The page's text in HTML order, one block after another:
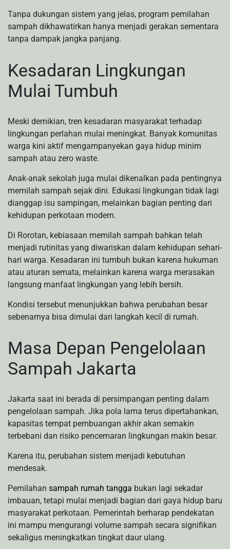
Tanpa dukungan sistem yang jelas, program pemilahan
sampah dikhawatirkan hanya menjadi gerakan sementara
tanpa dampak jangka panjang.
Kesadaran Lingkungan
Mulai Tumbuh
Meski demikian, tren kesadaran masyarakat terhadap
lingkungan perlahan mulai meningkat. Banyak komunitas
warga kini aktif mengampanyekan gaya hidup minim
sampah atau zero waste.
Anak-anak sekolah juga mulai dikenalkan pada pentingnya
memilah sampah sejak dini. Edukasi lingkungan tidak lagi
dianggap isu sampingan, melainkan bagian penting dari
kehidupan perkotaan modern.
Di Rorotan, kebiasaan memilah sampah bahkan telah
menjadi rutinitas yang diwariskan dalam kehidupan sehari-
hari warga. Kesadaran ini tumbuh bukan karena hukuman
atau aturan semata, melainkan karena warga merasakan
langsung manfaat lingkungan yang lebih bersih.
Kondisi tersebut menunjukkan bahwa perubahan besar
sebenarnya bisa dimulai dari langkah kecil di rumah.
Masa Depan Pengelolaan
Sampah Jakarta
Jakarta saat ini berada di persimpangan penting dalam
pengelolaan sampah. Jika pola lama terus dipertahankan,
kapasitas tempat pembuangan akhir akan semakin
terbebani dan risiko pencemaran lingkungan makin besar.
Karena itu, perubahan sistem menjadi kebutuhan
mendesak.
Pemilahan sampah rumah tangga bukan lagi sekadar
imbauan, tetapi mulai menjadi bagian dari gaya hidup baru
masyarakat perkotaan. Pemerintah berharap pendekatan
ini mampu mengurangi volume sampah secara signifikan
sekaligus meningkatkan tingkat daur ulang.